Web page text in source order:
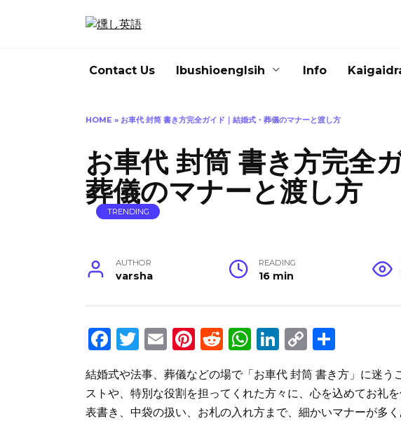
Contact Us Ibushioenglsih Info
HOME » お車代 封筒 書き方完全ガイド｜結婚式・葬儀のマナーと渡し方
お車代 封筒 書き方完全
葬儀のマナーと渡し方
TRENDING
AUTHOR
varsha
READING
16 min
F
a
c
e
T
w
it
te
E
m
ai
l
Pi
te
re
R
d
di
W
a
ts
Li
k
e
C
p
y
h
ar
e
結婚式や法事、葬儀などの場で「お車代 封筒 書き方」に迷
ストや、特別な役割を担ってくれた方々に、心を込めてお礼
表書き、中袋の扱い、お札の入れ方まで、細かいマナーが多く